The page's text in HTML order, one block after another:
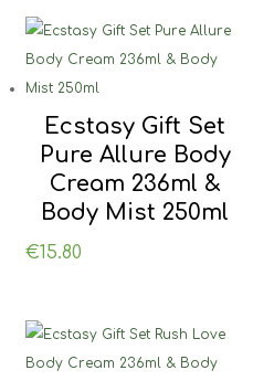
Ecstasy Gift Set
Pure Allure Body
Cream 236ml &
Body Mist 250ml
€15.80